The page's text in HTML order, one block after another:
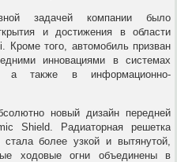
задачей компании было
и достижения в области
Кроме того, автомобиль призван
инновациями в системах
а также в информационно-
новый дизайн передней
Shield. Радиаторная решетка
более узкой и вытянутой,
ходовые огни объединены в